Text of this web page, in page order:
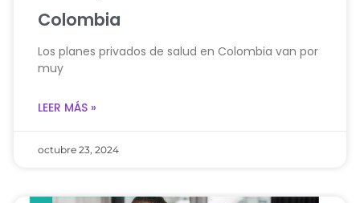
Colombia
Los planes privados de salud en Colombia van por
muy
LEER MÁS »
octubre 23, 2024